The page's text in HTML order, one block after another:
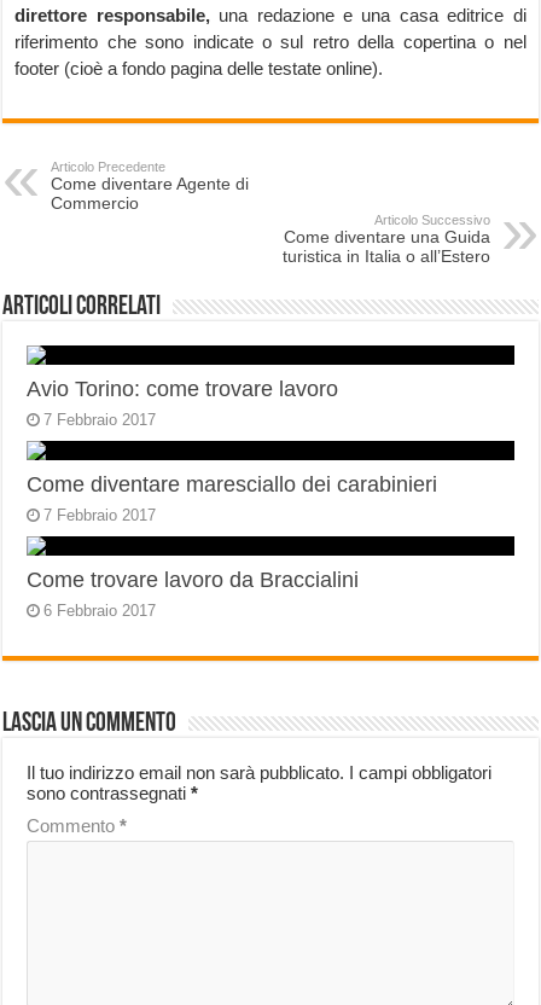
direttore responsabile,una redazione e una casa editrice di
riferimento che sono indicate o sul retro della copertina o nel
footer (cioè a fondo pagina delle testate online).
Articolo Precedente
Come diventare Agente di
Commercio
Articolo Successivo
Come diventare una Guida
turistica in Italia o all’Estero
Articoli correlati
Avio Torino: come trovare lavoro
7 Febbraio 2017
Come diventare maresciallo dei carabinieri
7 Febbraio 2017
Come trovare lavoro da Braccialini
6 Febbraio 2017
Lascia un commento
Il tuo indirizzo email non sarà pubblicato. I campi obbligatori
sono contrassegnati*
Commento*